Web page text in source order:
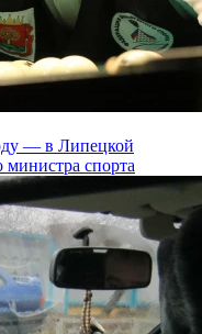
— в Липецкой
министра спорта